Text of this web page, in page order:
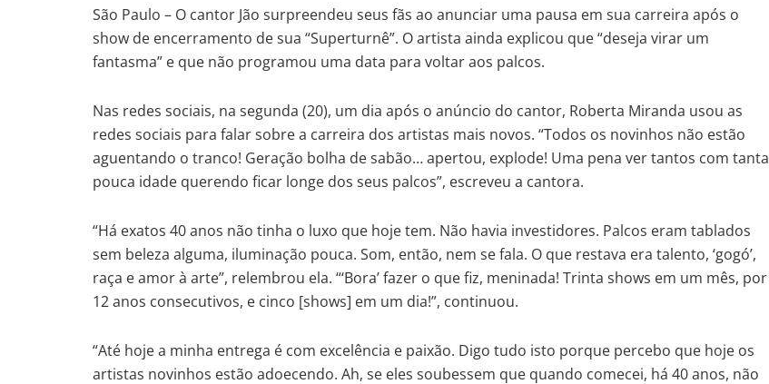
São Paulo – O cantor Jão surpreendeu seus fãs ao anunciar uma pausa em sua carreira após o
show de encerramento de sua “Superturnê”. O artista ainda explicou que “deseja virar um
fantasma” e que não programou uma data para voltar aos palcos.
Nas redes sociais, na segunda (20), um dia após o anúncio do cantor, Roberta Miranda usou as
redes sociais para falar sobre a carreira dos artistas mais novos. “Todos os novinhos não estão
aguentando o tranco! Geração bolha de sabão… apertou, explode! Uma pena ver tantos com tanta
pouca idade querendo ficar longe dos seus palcos”, escreveu a cantora.
“Há exatos 40 anos não tinha o luxo que hoje tem. Não havia investidores. Palcos eram tablados
sem beleza alguma, iluminação pouca. Som, então, nem se fala. O que restava era talento, ‘gogó’,
raça e amor à arte”, relembrou ela. “‘Bora’ fazer o que fiz, meninada! Trinta shows em um mês, por
12 anos consecutivos, e cinco [shows] em um dia!”, continuou.
“Até hoje a minha entrega é com excelência e paixão. Digo tudo isto porque percebo que hoje os
artistas novinhos estão adoecendo. Ah, se eles soubessem que quando comecei, há 40 anos, não